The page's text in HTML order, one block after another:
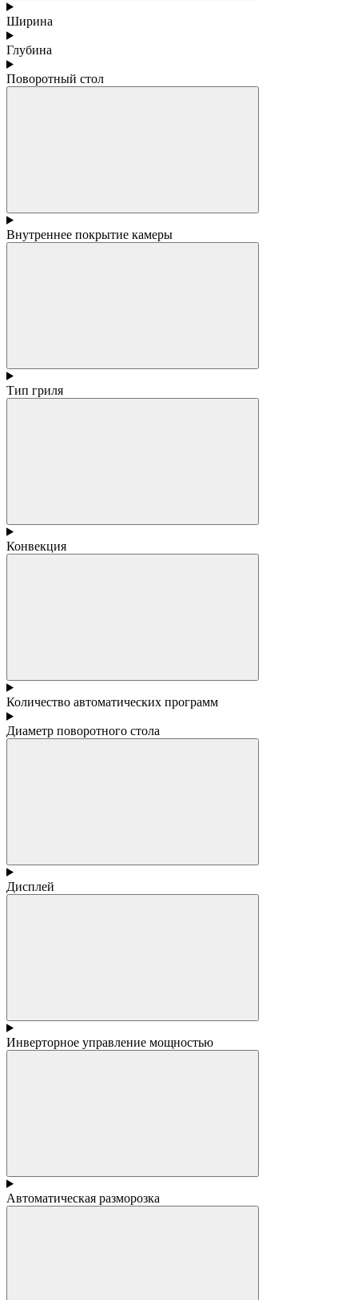
Ширина
Глубина
Поворотный стол
Внутреннее покрытие камеры
Тип гриля
Конвекция
Количество автоматических программ
Диаметр поворотного стола
Дисплей
Инверторное управление мощностью
Автоматическая разморозка